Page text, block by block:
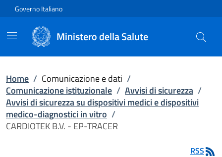
Vai direttamente al contenuto
Governo Italiano
Ministero della Salute
Home / Comunicazione e dati /
Comunicazione istituzionale / Avvisi di sicurezza /
Avvisi di sicurezza su dispositivi medici e dispositivi
medico-diagnostici in vitro /
CARDIOTEK B.V. - EP-TRACER
RSS